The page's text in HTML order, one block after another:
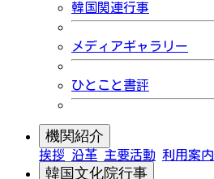
韓国関連行事
メディアギャラリー
ひとこと書評
機関紹介
挨拶 沿革 主要活動 利用案内
韓国文化院行事